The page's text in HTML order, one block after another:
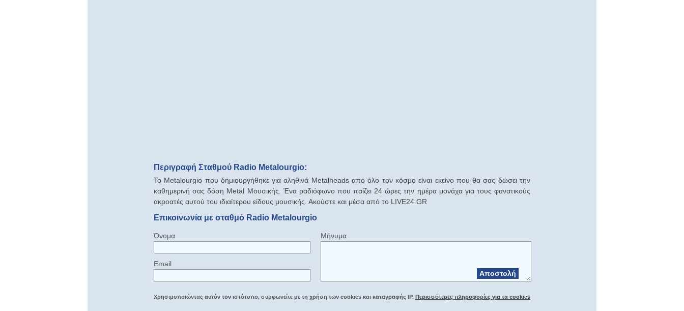
Περιγραφή Σταθμού Radio Metalourgio:
Το Metalourgio που δημιουργήθηκε για αληθινά Metalheads από όλο τον κόσμο είναι εκείνο που θα σας δώσει την
καθημερινή σας δόση Metal Μουσικής. Ένα ραδιόφωνο που παίζει 24 ώρες την ημέρα μονάχα για τους φανατικούς
ακροατές αυτού του ιδιαίτερου είδους μουσικής. Ακούστε και μέσα από το LIVE24.GR
Επικοινωνία με σταθμό Radio Metalourgio
Όνομα
Email
Μήνυμα
Αποστολή
Χρησιμοποιώντας αυτόν τον ιστότοπο, συμφωνείτε με τη χρήση των cookies και καταγραφής IP. Περισσότερες πληροφορίες για τα cookies